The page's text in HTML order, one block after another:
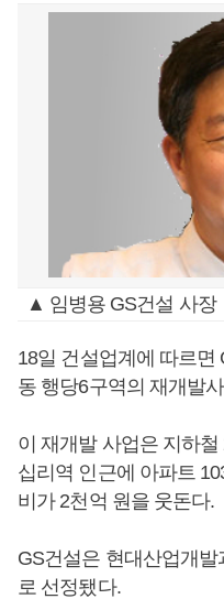
▲ 임병용 GS건설 사장
18일 건설업계에 따르면
동 행당6구역의 재개발
이 재개발 사업은 지하
십리역 인근에 아파트
비가 2천억 원을 웃돈다.
GS건설은 현대산업개
로 선정됐다.